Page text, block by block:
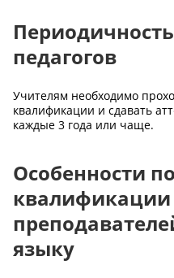
педагогов
Учителям необходимо
квалификации и сдавать
каждые 3 года или чаще.
Особенности
квалификации
языку